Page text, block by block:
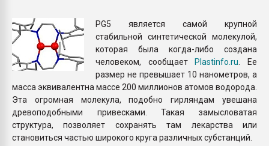
PG5 является самой крупной
стабильной синтетической молекулой,
которая была когда-либо создана
человеком, сообщаетPlastinfo.ru . Ее
размер не превышает 10 нанометров, а
масса эквивалентна массе 200 миллионов атомов водорода.
Эта огромная молекула, подобно гирляндам увешана
древоподобными привесками. Такая замысловатая
структура, позволяет сохранять там лекарства или
становиться частью широкого круга различных субстанций.